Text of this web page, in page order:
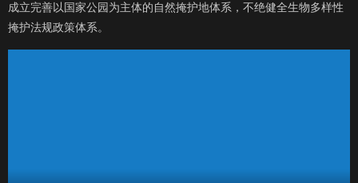
成立完善以国家公园为主体的自然掩护地体系，不绝健全生物多样性
掩护法规政策体系。